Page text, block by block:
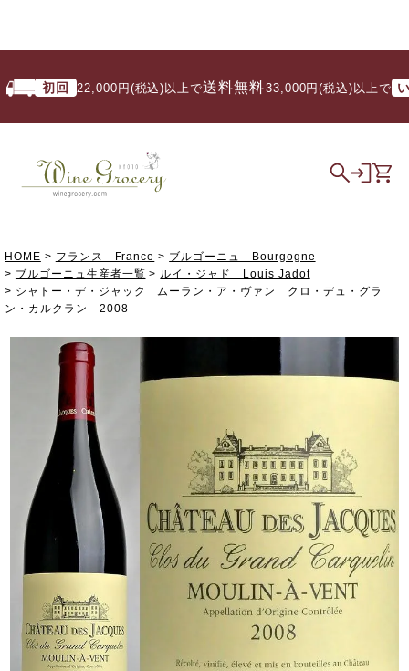
初回 22,000円(税込)以上で送料無料/ 33,000円(税込)以上で いつ
HOME フランス France
ブルゴーニュ Bourgogne
ブルゴーニュ生産者一覧
ルイ・ジャド Louis Jadot
シャトー・デ・ジャック ムーラン・ア・ヴァン クロ・デュ・グラ
ン・カルクラン 2008